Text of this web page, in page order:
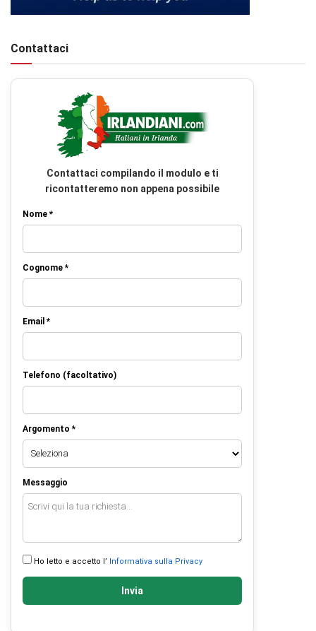
Contattaci
Contattaci compilando il modulo e ti
ricontatteremo non appena possibile
Nome *
Cognome *
Email *
Telefono (facoltativo)
Argomento *
Messaggio
Ho letto e accetto l’ Informativa sulla Privacy
Invia